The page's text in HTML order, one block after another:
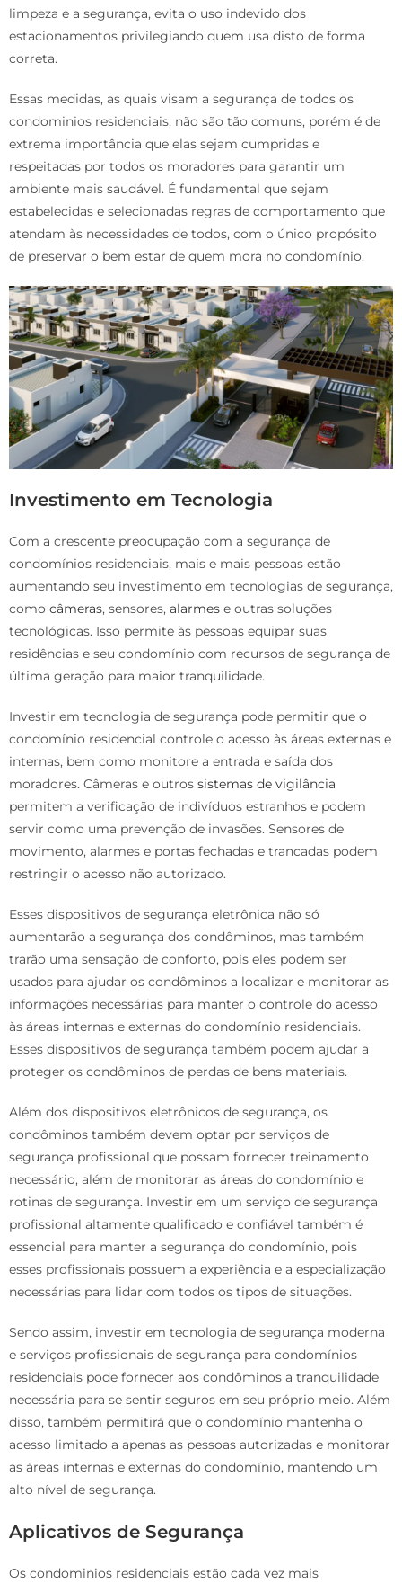
limpeza e a segurança, evita o uso indevido dos
estacionamentos privilegiando quem usa disto de forma
correta.
Essas medidas, as quais visam a segurança de todos os
condominios residenciais, não são tão comuns, porém é de
extrema importância que elas sejam cumpridas e
respeitadas por todos os moradores para garantir um
ambiente mais saudável. É fundamental que sejam
estabelecidas e selecionadas regras de comportamento que
atendam às necessidades de todos, com o único propósito
de preservar o bem estar de quem mora no condomínio.
Investimento em Tecnologia
Com a crescente preocupação com a segurança de
condomínios residenciais, mais e mais pessoas estão
aumentando seu investimento em tecnologias de segurança,
como câmeras, sensores, alarmes e outras soluções
tecnológicas. Isso permite às pessoas equipar suas
residências e seu condomínio com recursos de segurança de
última geração para maior tranquilidade.
Investir em tecnologia de segurança pode permitir que o
condomínio residencial controle o acesso às áreas externas e
internas, bem como monitore a entrada e saída dos
moradores. Câmeras e outros sistemas de vigilância
permitem a verificação de indivíduos estranhos e podem
servir como uma prevenção de invasões. Sensores de
movimento, alarmes e portas fechadas e trancadas podem
restringir o acesso não autorizado.
Esses dispositivos de segurança eletrônica não só
aumentarão a segurança dos condôminos, mas também
trarão uma sensação de conforto, pois eles podem ser
usados para ajudar os condôminos a localizar e monitorar as
informações necessárias para manter o controle do acesso
às áreas internas e externas do condomínio residenciais.
Esses dispositivos de segurança também podem ajudar a
proteger os condôminos de perdas de bens materiais.
Além dos dispositivos eletrônicos de segurança, os
condôminos também devem optar por serviços de
segurança profissional que possam fornecer treinamento
necessário, além de monitorar as áreas do condomínio e
rotinas de segurança. Investir em um serviço de segurança
profissional altamente qualificado e confiável também é
essencial para manter a segurança do condomínio, pois
esses profissionais possuem a experiência e a especialização
necessárias para lidar com todos os tipos de situações.
Sendo assim, investir em tecnologia de segurança moderna
e serviços profissionais de segurança para condomínios
residenciais pode fornecer aos condôminos a tranquilidade
necessária para se sentir seguros em seu próprio meio. Além
disso, também permitirá que o condomínio mantenha o
acesso limitado a apenas as pessoas autorizadas e monitorar
as áreas internas e externas do condomínio, mantendo um
alto nível de segurança.
Aplicativos de Segurança
Os condominios residenciais estão cada vez mais